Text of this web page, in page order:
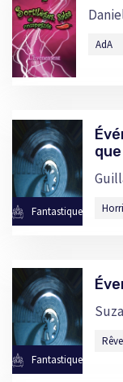
AdA
Fantastique
Fantastique